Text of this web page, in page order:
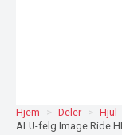
Hjem Deler Hjul
ALU-felg Image Ride